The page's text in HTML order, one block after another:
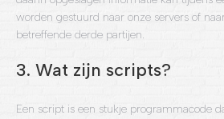
worden gestuurd naar onze servers of
betreffende derde partijen.
3. Wat zijn scripts?
Een script is een stukje programmacode